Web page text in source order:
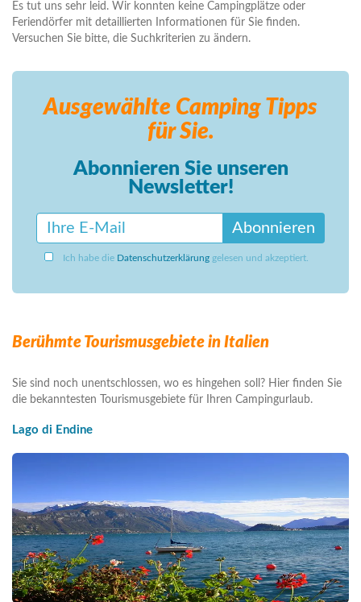
Es tut uns sehr leid. Wir konnten keine Campingplätze oder
Feriendörfer mit detaillierten Informationen für Sie finden.
Versuchen Sie bitte, die Suchkriterien zu ändern.
Ausgewählte Camping Tipps
für Sie.
Abonnieren Sie unseren
Newsletter!
Abonnieren
Ich habe die Datenschutzerklärung gelesen und akzeptiert.
Berühmte Tourismusgebiete in Italien
Sie sind noch unentschlossen, wo es hingehen soll? Hier finden Sie
die bekanntesten Tourismusgebiete für Ihren Campingurlaub.
Lago di Endine